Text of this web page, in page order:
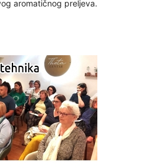
aromatičnog preljeva.